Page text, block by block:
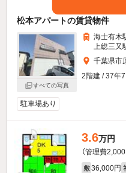
松本アパートの賃貸物件
すべての写真
海士有木
上総三又
千葉県市
2階建 / 37年
駐車場あり
3.6万円
（管理費2,000
敷 36,000円